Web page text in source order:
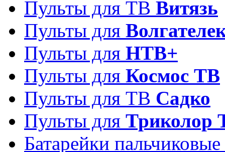
Пульты для ТВ Витязь
Пульты для
Пульты для НТВ+
Пульты для Космос ТВ
Пульты для ТВ Садко
Пульты для Триколор
Батарейки